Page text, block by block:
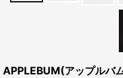
APPLEBUM(アップルバ